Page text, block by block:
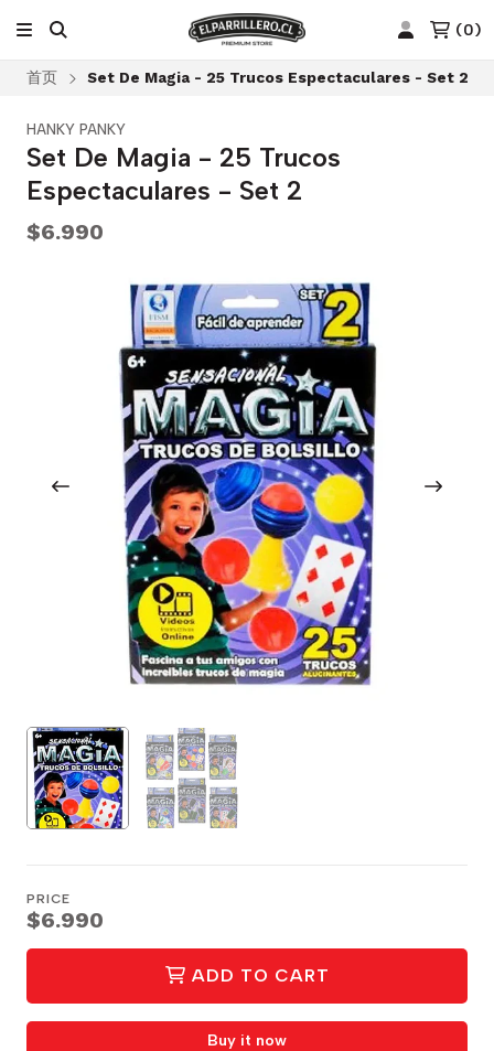
(0)
首页 Set De Magia - 25 Trucos Espectaculares - Set 2
HANKY PANKY
Set De Magia - 25 Trucos
Espectaculares - Set 2
$6.990
PRICE
$6.990
ADD TO CART
Buy it now